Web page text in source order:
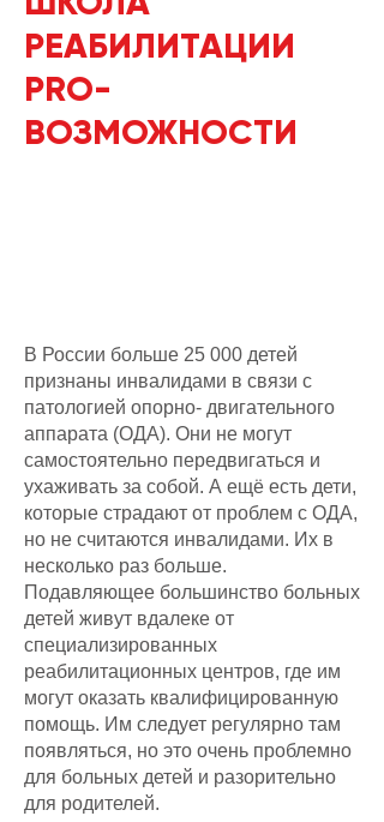
РЕАБИЛИТАЦИИ
PRO-
ВОЗМОЖНОСТИ
В России больше 25 000 детей
признаны инвалидами в связи с
патологией опорно- двигательного
аппарата (ОДА). Они не могут
самостоятельно передвигаться и
ухаживать за собой. А ещё есть дети,
которые страдают от проблем с ОДА,
но не считаются инвалидами. Их в
несколько раз больше.
Подавляющее большинство больных
детей живут вдалеке от
специализированных
реабилитационных центров, где им
могут оказать квалифицированную
помощь. Им следует регулярно там
появляться, но это очень проблемно
для больных детей и разорительно
для родителей.